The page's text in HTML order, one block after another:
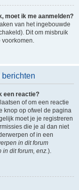
moet ik me aanmelden?
van het ingebouwde
Dit om misbruik
voorkomen.
een reactie?
of om een reactie
knop op ofwel de pagina
moet je je registreren
die je al dan niet
of in een
in dit forum
dit forum, enz.).